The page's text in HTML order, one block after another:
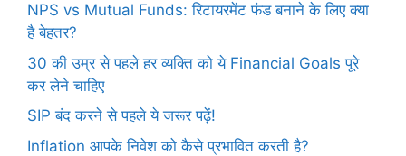
NPS vs Mutual Funds: रिटायरमेंट फंड बनाने के लिए क्या
है बेहतर?
30 की उम्र से पहले हर व्यक्ति को ये Financial Goals पूरे
कर लेने चाहिए
SIP बंद करने से पहले ये जरूर पढ़ें!
Inflation आपके निवेश को कैसे प्रभावित करती है?